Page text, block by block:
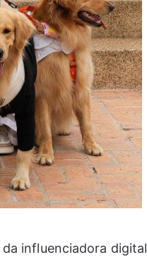
influenciadora digital